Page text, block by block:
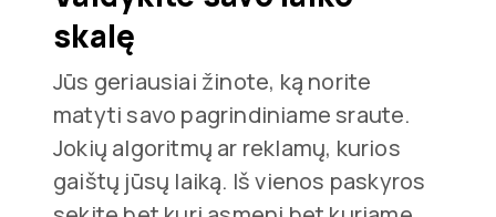
skalę
Jūs geriausiai žinote, ką norite
matyti savo pagrindiniame sraute.
Jokių algoritmų ar reklamų, kurios
gaištų jūsų laiką. Iš vienos paskyros